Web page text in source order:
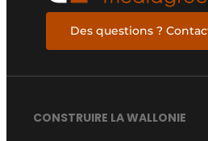
Des questions ?
CONSTRUIRE LA WALLONIE